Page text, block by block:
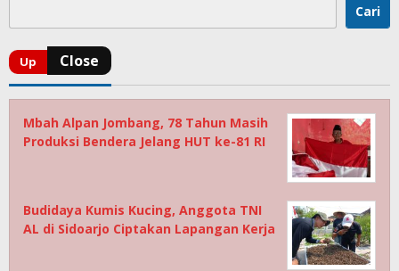
Cari
Mbah Alpan Jombang, 78 Tahun Masih
Produksi Bendera Jelang HUT ke-81 RI
Budidaya Kumis Kucing, Anggota TNI
AL di Sidoarjo Ciptakan Lapangan Kerja